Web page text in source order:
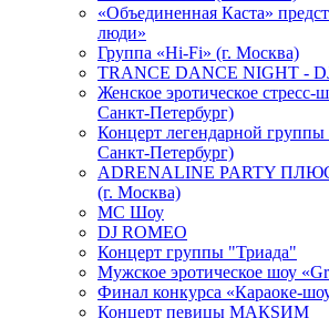
«Объединенная Каста»
люди»
Группа «Hi-Fi» (г. Москва)
TRANCE DANCE NIGHT -
Женское эротическое
Санкт-Петербург)
Концерт легендарной группы
Санкт-Петербург)
ADRENALINE PARTY
(г. Москва)
MC Шоу
DJ ROMEO
Концерт группы "Триада"
Мужское эротическое шоу
Финал конкурса «Караоке-
Концерт певицы МАКSИМ